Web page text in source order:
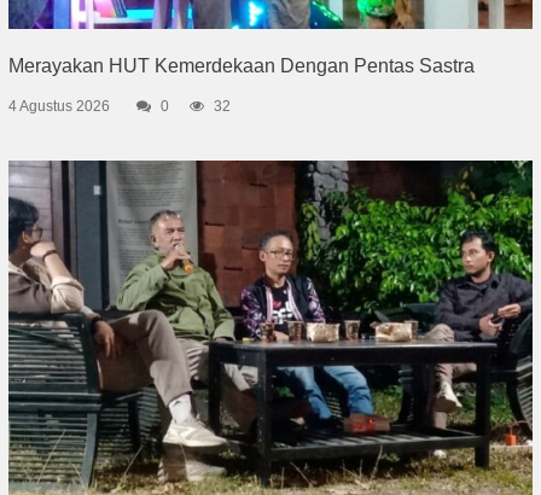
Merayakan HUT Kemerdekaan Dengan Pentas Sastra
4 Agustus 2026 0 32